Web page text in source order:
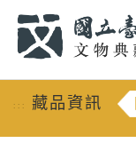
::: 藏品資訊